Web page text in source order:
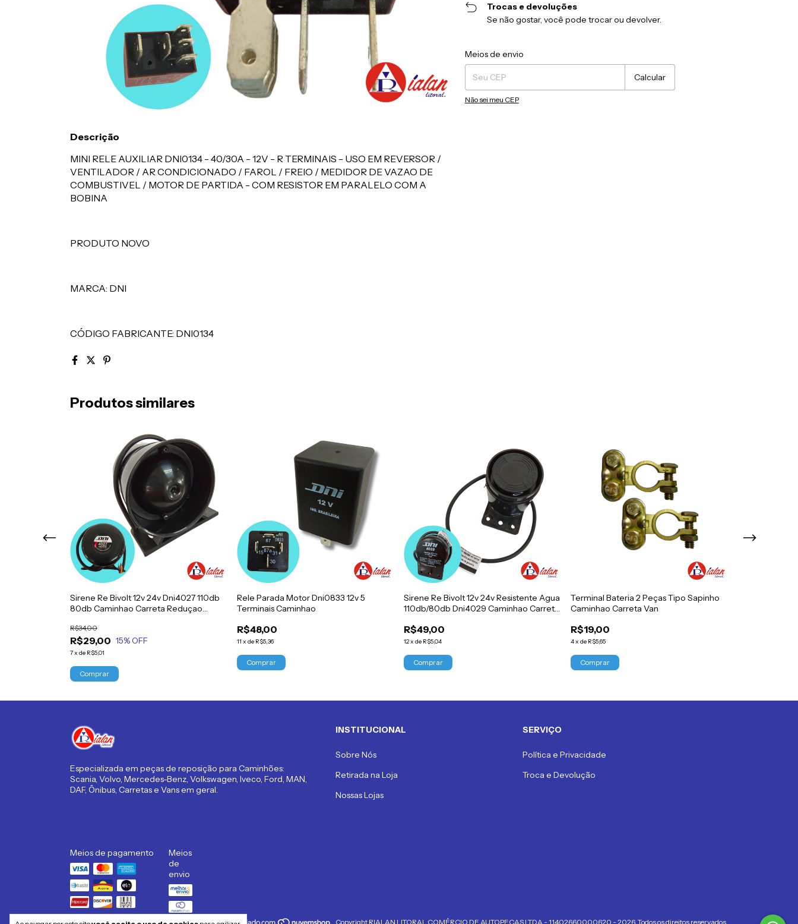
Trocas e devoluções
Se não gostar, você pode trocar ou devolver.
Entregas para o CEP:
Meios de envio
Calcular
Não sei meu CEP
Descrição
MINI RELE AUXILIAR DNI0134 - 40/30A - 12V - R TERMINAIS - USO EM REVERSOR /
VENTILADOR / AR CONDICIONADO / FAROL / FREIO / MEDIDOR DE VAZAO DE
COMBUSTIVEL / MOTOR DE PARTIDA - COM RESISTOR EM PARALELO COM A
BOBINA
PRODUTO NOVO
MARCA: DNI
CÓDIGO FABRICANTE: DNI0134
Produtos similares
Sirene Re Bivolt 12v 24v Dni4027 110db
80db Caminhao Carreta Reduçao
R$29,00
R$34,00
15% OFF
7x de R$5,01
Rele Parada Motor Dni0833 12v 5
Terminais Caminhao
R$48,00
11 x de R$5,36
Sirene Re Bivolt 12v 24v Resistente Agua
110db/80db Dni4029 Caminhao Carreta
R$49,00
12x de R$5,04
Terminal Bateria 2 Peças Tipo Sapinho
Caminhao Carreta Van
R$19,00
4x de R$5,65
Especializada em peças de reposição para Caminhões:
Scania, Volvo, Mercedes-Benz, Volkswagen, Iveco, Ford, MAN,
DAF, Ônibus, Carretas e Vans em geral.
INSTITUCIONAL
Sobre Nós
Retirada na Loja
Nossas Lojas
SERVIÇO
Política e Privacidade
Troca e Devolução
Meios de pagamento
Meios
de
envio
Copyright RIALAN LITORAL COMÉRCIO DE AUTOPEÇAS LTDA - 11402660000620 - 2026. Todos os direitos reservados.